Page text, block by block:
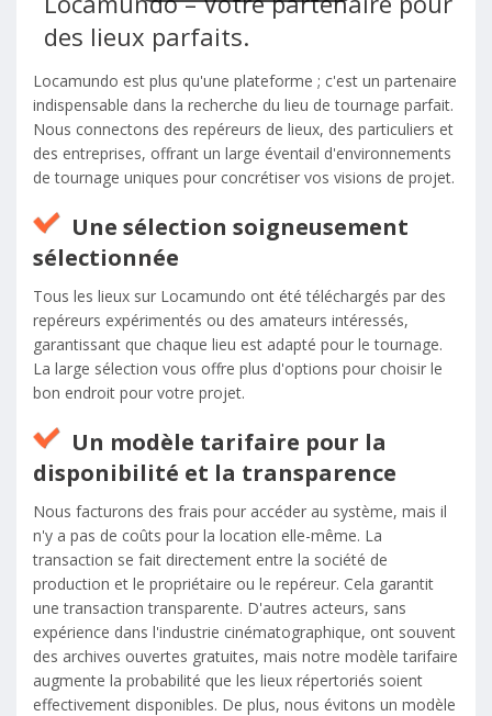
des lieux parfaits.
Locamundo est plus qu'une plateforme ; c'est un partenaire
indispensable dans la recherche du lieu de tournage parfait.
Nous connectons des repéreurs de lieux, des particuliers et
des entreprises, offrant un large éventail d'environnements
de tournage uniques pour concrétiser vos visions de projet.
Une sélection soigneusement
sélectionnée
Tous les lieux sur Locamundo ont été téléchargés par des
repéreurs expérimentés ou des amateurs intéressés,
garantissant que chaque lieu est adapté pour le tournage.
La large sélection vous offre plus d'options pour choisir le
bon endroit pour votre projet.
Un modèle tarifaire pour la
disponibilité et la transparence
Nous facturons des frais pour accéder au système, mais il
n'y a pas de coûts pour la location elle-même. La
transaction se fait directement entre la société de
production et le propriétaire ou le repéreur. Cela garantit
une transaction transparente. D'autres acteurs, sans
expérience dans l'industrie cinématographique, ont souvent
des archives ouvertes gratuites, mais notre modèle tarifaire
augmente la probabilité que les lieux répertoriés soient
effectivement disponibles. De plus, nous évitons un modèle